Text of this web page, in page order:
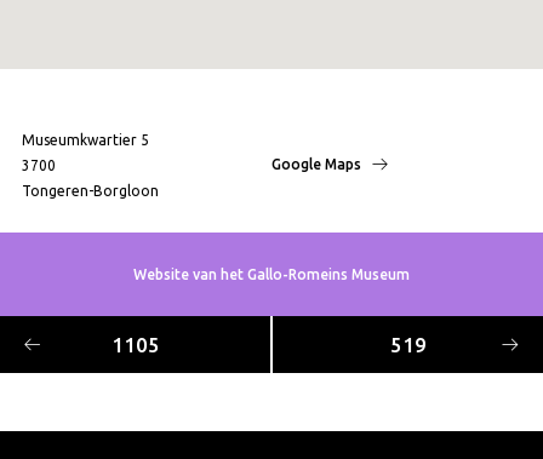
Museumkwartier 5
3700
Tongeren-Borgloon
Google Maps
Website van het Gallo-Romeins Museum
1105 519